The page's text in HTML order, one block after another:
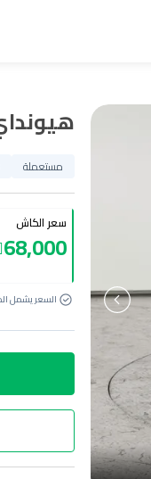
مستعملة
سعر الكاش
68,000
السعر يشمل